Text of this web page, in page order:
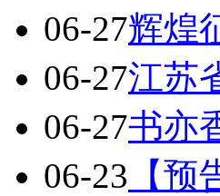
06-27辉煌
06-27江苏
06-27书亦
06-23 【